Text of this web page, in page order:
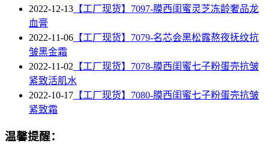
2022-12-13 【工厂现货】7097-膜西闺蜜灵芝冻龄奢品龙
血膏
2022-11-06 【工厂现货】7079-名芯会黑松露熬夜抚纹抗
皱黑金霜
2022-11-02 【工厂现货】7078-膜西闺蜜七子粉蛋壳抗皱
紧致活肌水
2022-10-17 【工厂现货】7080-膜西闺蜜七子粉蛋壳抗皱
紧致霜
温馨提醒：